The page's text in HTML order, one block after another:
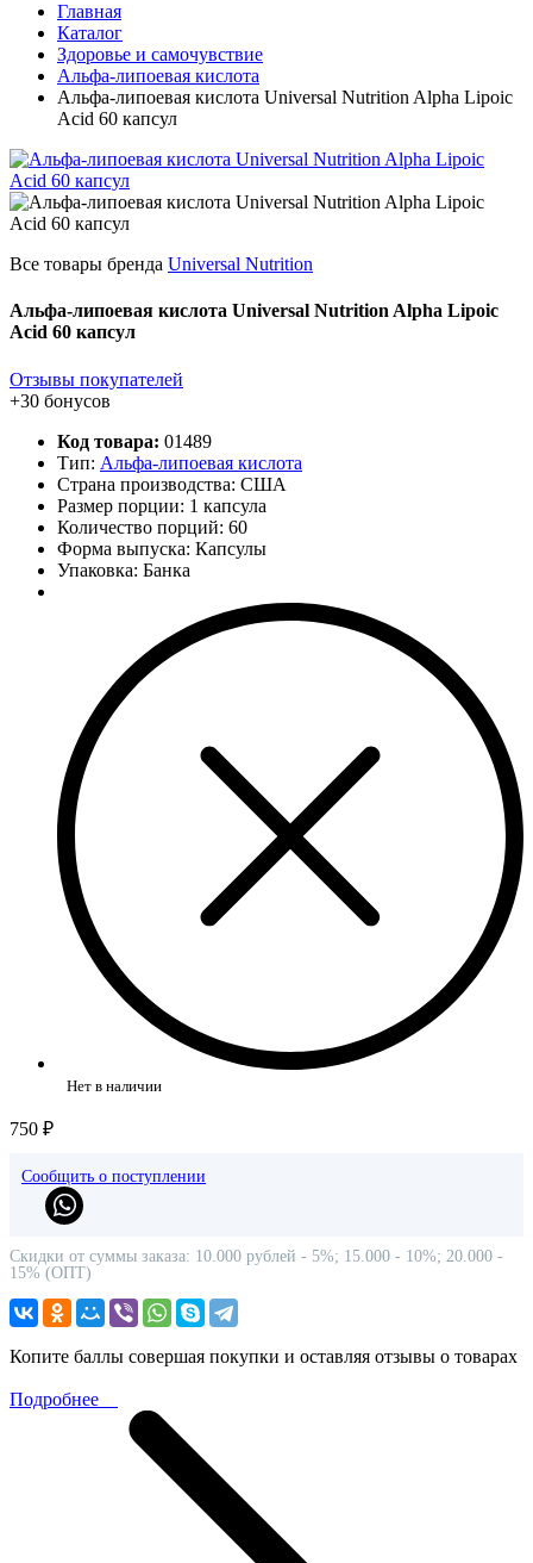
Главная
Каталог
Здоровье и самочувствие
Альфа-липоевая кислота
Альфа-липоевая кислота Universal Nutrition Alpha Lipoic
Acid 60 капсул
Все товары бренда Universal Nutrition
Альфа-липоевая кислота Universal Nutrition Alpha Lipoic
Acid 60 капсул
Отзывы покупателей
+30 бонусов
Код товара: 01489
Тип: Альфа-липоевая кислота
Страна производства: США
Размер порции: 1 капсула
Количество порций: 60
Форма выпуска: Капсулы
Упаковка: Банка
Нет в наличии
750 ₽
Сообщить о поступлении
Скидки от суммы заказа: 10.000 рублей - 5%; 15.000 - 10%; 20.000 -
15% (ОПТ)
Копите баллы совершая покупки и оставляя отзывы о товарах
Подробнее